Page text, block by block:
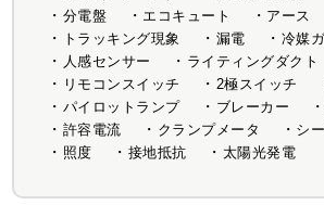
分電盤
エコキュート アース
トラッキング現象
漏電
冷媒
人感センサー
ライティングダクト
リモコンスイッチ
2極スイッチ
パイロットランプ
ブレーカー
許容電流
クランプメータ
シ
照度
接地抵抗 太陽光発電